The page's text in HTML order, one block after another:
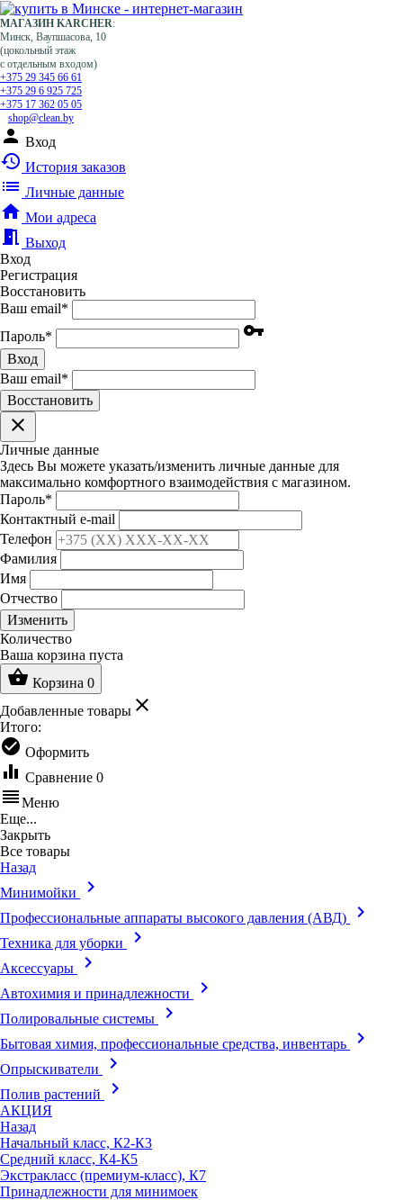
МАГАЗИН KARCHER:
Минск, Ваупшасова, 10
(цокольный этаж
с отдельным входом)
+375 29 345 66 61
+375 29 6 925 725
+375 17 362 05 05
shop@clean.by
person Вход
history История заказов
list Личные данные
home Мои адреса
meeting_room Выход
Вход
Регистрация
Восстановить
Ваш email*
Пароль* vpn_key
Вход
Ваш email*
Воcстановить
clear
Личные данные
Здесь Вы можете указать/изменить личные данные для
максимально комфортного взаимодействия с магазином.
Пароль*
Контактный e-mail
Телефон
Фамилия
Имя
Отчество
Изменить
Количество
Ваша корзина пуста
shopping_basket Корзина 0
Добавленные товары clear
Итого:
check_circle Оформить
equalizer Сравнение 0
reorderМеню
Еще...
Закрыть
Все товары
Назад
Минимойки
keyboard_arrow_right
Профессиональные аппараты высокого давления (АВД) keyboard_arrow_right
Техника для уборки keyboard_arrow_right
Аксессуары keyboard_arrow_right
Автохимия и принадлежности keyboard_arrow_right
Полировальные системы keyboard_arrow_right
Бытовая химия, профессиональные средства, инвентарь keyboard_arrow_right
Опрыскиватели keyboard_arrow_right
Полив растений keyboard_arrow_right
АКЦИЯ
Назад
Начальный класс, К2-К3
Средний класс, К4-К5
Экстракласс (премиум-класс), К7
Принадлежности для минимоек